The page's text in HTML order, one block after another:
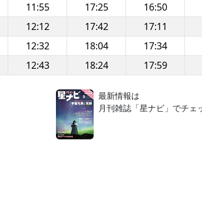
11:55 17:25 16:50
12:12 17:42 17:11
12:32 18:04 17:34
12:43 18:24 17:59
最新情報は
月刊雑誌「星ナビ」でチェ